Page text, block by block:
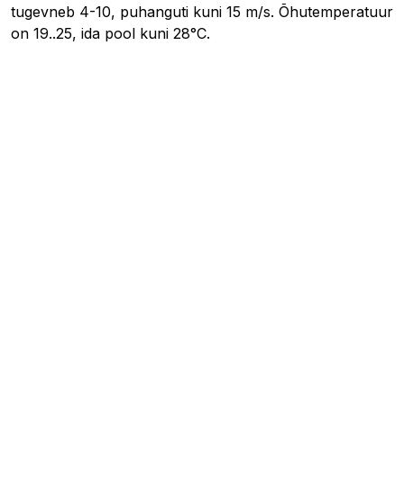
tugevneb 4-10, puhanguti kuni 15 m/s. Õhutemperatuur
on 19..25, ida pool kuni 28°C.